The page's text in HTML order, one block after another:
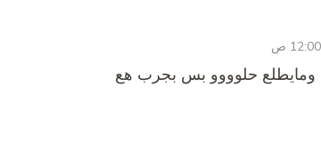
حلوووو بس بجرب هع